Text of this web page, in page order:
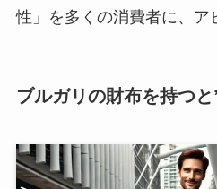
性」を多くの消費者に、ア
ブルガリの財布を持つと